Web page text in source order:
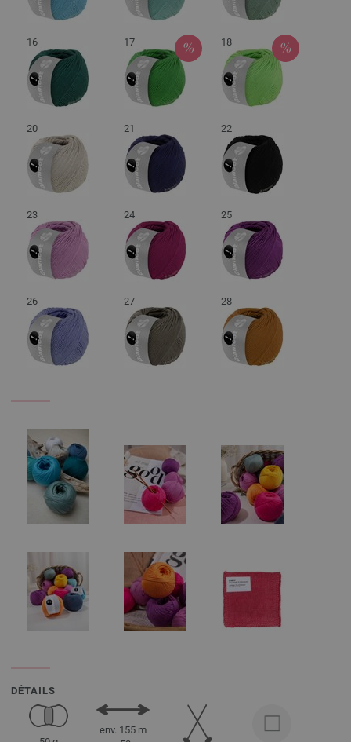
16 17 18
20 21 22
23 24 25
26 27 28
DÉTAILS
env. 155 m